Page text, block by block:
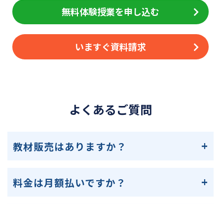
無料体験授業を申し込む
いますぐ資料請求
よくあるご質問
教材販売はありますか？
料金は月額払いですか？